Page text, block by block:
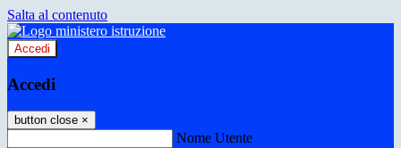
Salta al contenuto
Accedi
Accedi
button close ×
Nome Utente